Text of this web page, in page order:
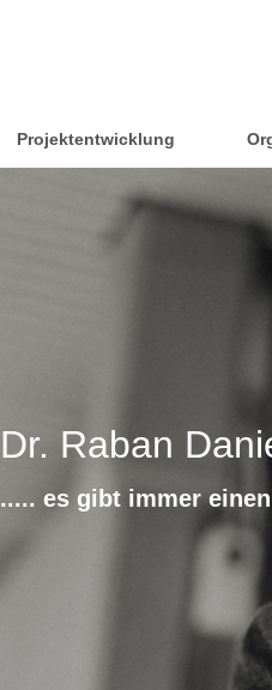
Projektentwicklung
Dr. Raban
..... es gibt immer